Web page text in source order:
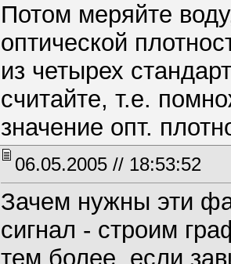
Потом меряйте
оптической
из четырех
считайте, т.е.
значение опт.
06.05.2005 // 18:53:52
Зачем нужны эти
сигнал - строим
тем более, если